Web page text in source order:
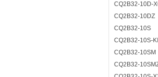
CQ2B32-10D-
CQ2B32-10DZ
CQ2B32-10S
CQ2B32-10S-
CQ2B32-10SM
CQ2B32-